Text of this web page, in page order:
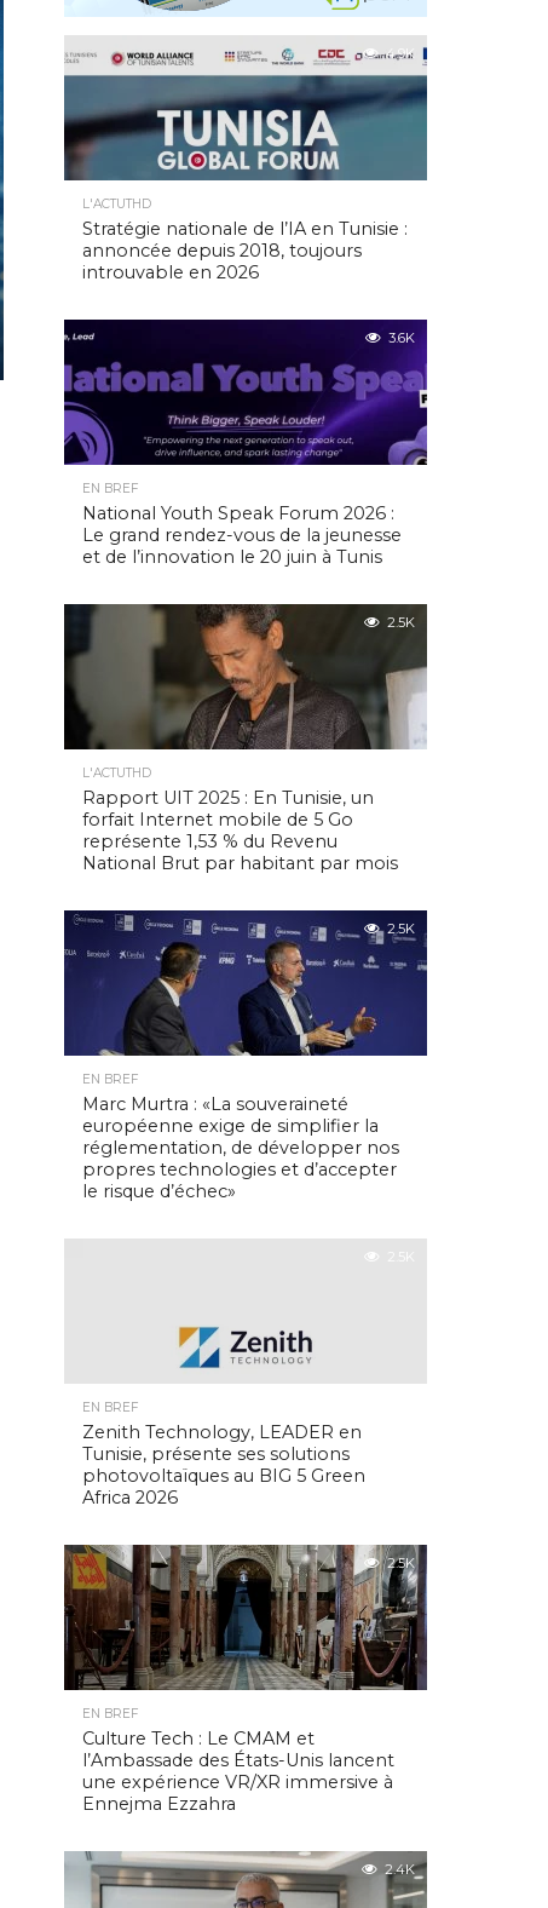
4.9K
L'ACTUTHD
Stratégie nationale de l’IA en Tunisie :
annoncée depuis 2018, toujours
introuvable en 2026
3.6K
EN BREF
National Youth Speak Forum 2026 :
Le grand rendez-vous de la jeunesse
et de l’innovation le 20 juin à Tunis
2.5K
L'ACTUTHD
Rapport UIT 2025 : En Tunisie, un
forfait Internet mobile de 5 Go
représente 1,53 % du Revenu
National Brut par habitant par mois
2.5K
EN BREF
Marc Murtra : «La souveraineté
européenne exige de simplifier la
réglementation, de développer nos
propres technologies et d’accepter
le risque d’échec»
2.5K
EN BREF
Zenith Technology, LEADER en
Tunisie, présente ses solutions
photovoltaïques au BIG 5 Green
Africa 2026
2.5K
EN BREF
Culture Tech : Le CMAM et
l’Ambassade des États-Unis lancent
une expérience VR/XR immersive à
Ennejma Ezzahra
2.4K